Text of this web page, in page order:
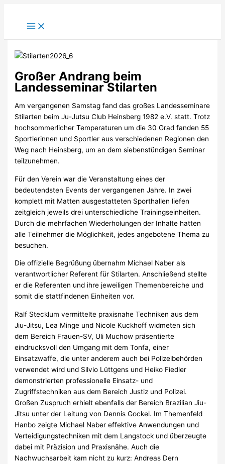
springen
Großer Andrang beim
Landesseminar Stilarten
Am vergangenen Samstag fand das großes Landesseminare
Stilarten beim Ju-Jutsu Club Heinsberg 1982 e.V. statt. Trotz
hochsommerlicher Temperaturen um die 30 Grad fanden 55
Sportlerinnen und Sportler aus verschiedenen Regionen den
Weg nach Heinsberg, um an dem siebenstündigen Seminar
teilzunehmen.
Für den Verein war die Veranstaltung eines der
bedeutendsten Events der vergangenen Jahre. In zwei
komplett mit Matten ausgestatteten Sporthallen liefen
zeitgleich jeweils drei unterschiedliche Trainingseinheiten.
Durch die mehrfachen Wiederholungen der Inhalte hatten
alle Teilnehmer die Möglichkeit, jedes angebotene Thema zu
besuchen.
Die offizielle Begrüßung übernahm Michael Naber als
verantwortlicher Referent für Stilarten. Anschließend stellte
er die Referenten und ihre jeweiligen Themenbereiche und
somit die stattfindenen Einheiten vor.
Ralf Stecklum vermittelte praxisnahe Techniken aus dem
Jiu-Jitsu, Lea Minge und Nicole Kuckhoff widmeten sich
dem Bereich Frauen-SV, Uli Muchow präsentierte
eindrucksvoll den Umgang mit dem Tonfa, einer
Einsatzwaffe, die unter anderem auch bei Polizeibehörden
verwendet wird und Silvio Lüttgens und Heiko Fiedler
demonstrierten professionelle Einsatz- und
Zugriffstechniken aus dem Bereich Justiz und Polizei.
Großen Zuspruch erhielt ebenfalls der Bereich Brazilian Jiu-
Jitsu unter der Leitung von Dennis Gockel. Im Themenfeld
Hanbo zeigte Michael Naber effektive Anwendungen und
Verteidigungstechniken mit dem Langstock und überzeugte
dabei mit Präzision und Praxisnähe. Auch die
Nachwuchsarbeit kam nicht zu kurz: Andreas Dern